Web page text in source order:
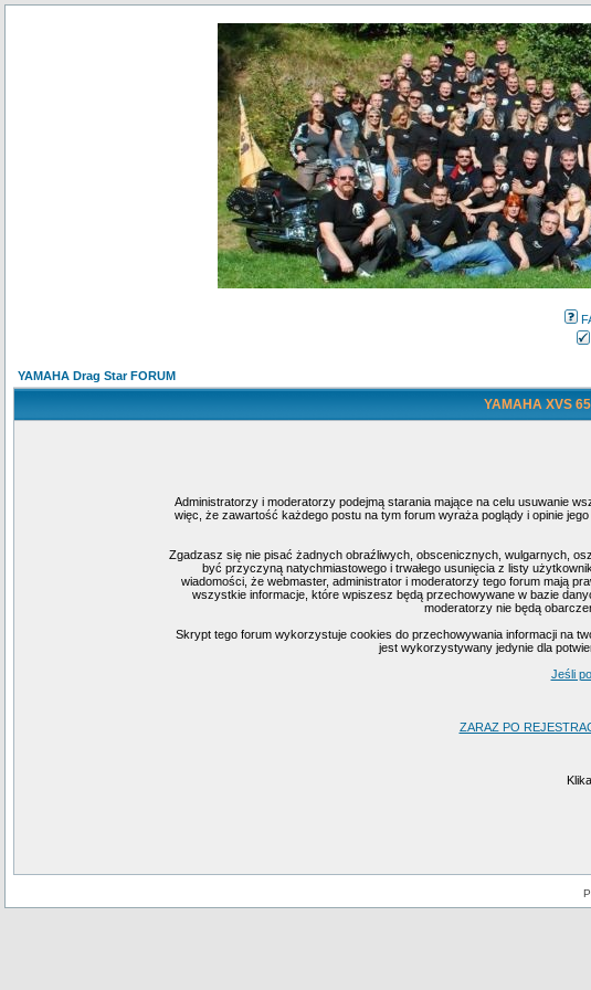
YAMAHA Drag Star FORUM
YAMAHA XVS
Administratorzy i moderatorzy podejmą starania mające na celu usuwanie
więc, że zawartość każdego postu na tym forum wyraża poglądy i opinie
Zgadzasz się nie pisać żadnych obraźliwych, obscenicznych, wulgarnych,
być przyczyną natychmiastowego i trwałego usunięcia z listy
wiadomości, że webmaster, administrator i moderatorzy tego forum mają
wszystkie informacje, które wpiszesz będą przechowywane w bazie
moderatorzy nie będą
Skrypt tego forum wykorzystuje cookies do przechowywania informacji na
jest wykorzystywany jedynie dla
Jeśli
ZARAZ PO